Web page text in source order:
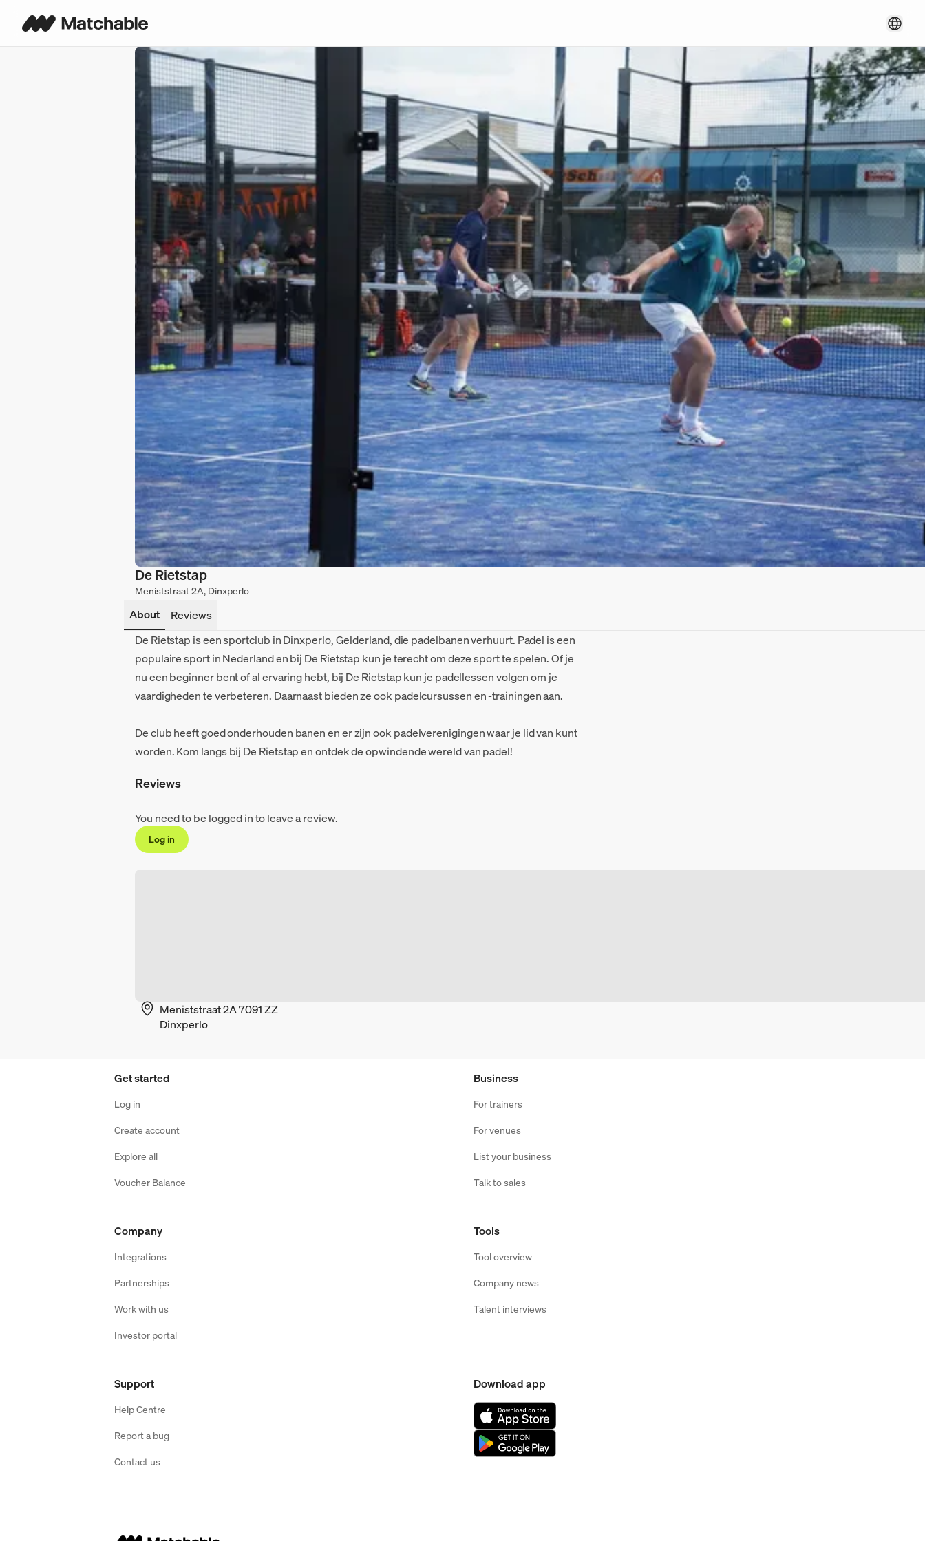
De Rietstap
Meniststraat 2A, Dinxperlo
About
Reviews
De Rietstap is een sportclub in Dinxperlo, Gelderland, die padelbanen verhuurt. Padel is een
populaire sport in Nederland en bij De Rietstap kun je terecht om deze sport te spelen. Of je
nu een beginner bent of al ervaring hebt, bij De Rietstap kun je padellessen volgen om je
vaardigheden te verbeteren. Daarnaast bieden ze ook padelcursussen en -trainingen aan.
De club heeft goed onderhouden banen en er zijn ook padelverenigingen waar je lid van kunt
worden. Kom langs bij De Rietstap en ontdek de opwindende wereld van padel!
Reviews
You need to be logged in to leave a review.
Log in
Meniststraat 2A 7091 ZZ
Dinxperlo
Get started
Log in
Create account
Explore all
Voucher Balance
Business
For trainers
For venues
List your business
Talk to sales
Company
Integrations
Partnerships
Work with us
Investor portal
Tools
Tool overview
Company news
Talent interviews
Support
Help Centre
Report a bug
Contact us
Download app